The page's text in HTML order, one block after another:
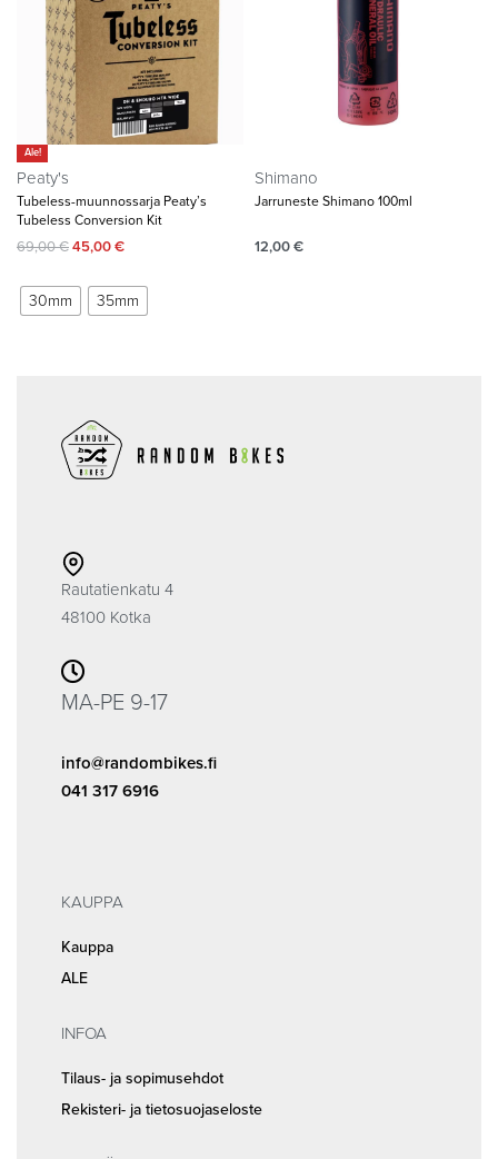
Ale!
Peaty's
Tubeless-muunnossarja Peaty’s
Tubeless Conversion Kit
69,00€45,00€
30mm 35mm
Shimano
Jarruneste Shimano 100ml
12,00€
Rautatienkatu 4
48100 Kotka
MA-PE 9-17
info@randombikes.fi
041 317 6916
KAUPPA
Kauppa
ALE
INFOA
Tilaus- ja sopimusehdot
Rekisteri- ja tietosuojaseloste